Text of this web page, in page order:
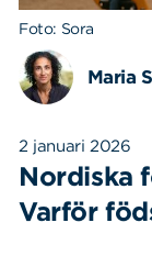
Foto: Sora
Maria
2 januari 2026
Nordiska
Varför